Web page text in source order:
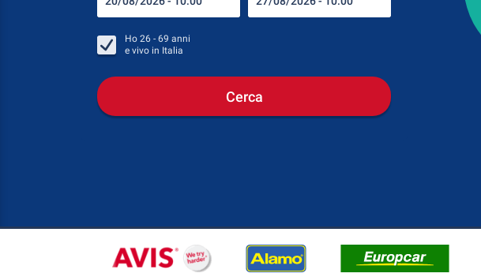
Ho 26 - 69 anni
e vivo in Italia
Cerca